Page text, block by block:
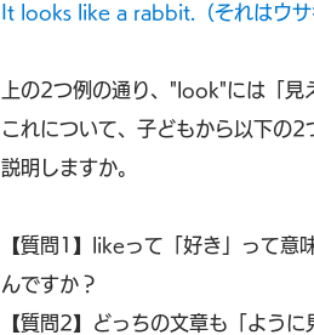
It looks like a rabbit.（それはウサ
上の2つ例の通り、"look"には「見
これについて、子どもから以下の
説明しますか。
【質問1】likeって「好き」って意
んですか？
【質問2】どっちの文章も「よう